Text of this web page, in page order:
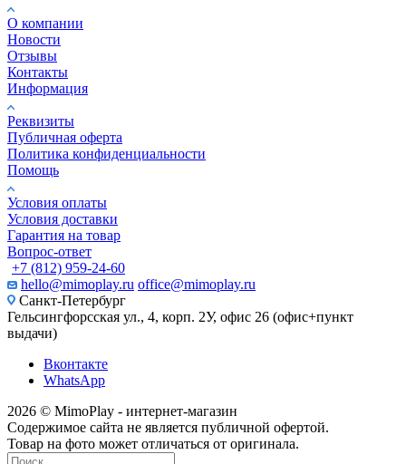
О компании
Новости
Отзывы
Контакты
Информация
Реквизиты
Публичная оферта
Политика конфиденциальности
Помощь
Условия оплаты
Условия доставки
Гарантия на товар
Вопрос-ответ
+7 (812) 959-24-60
hello@mimoplay.ru office@mimoplay.ru
Санкт-Петербург
Гельсингфорсская ул., 4, корп. 2У, офис 26 (офис+пункт
выдачи)
Вконтакте
WhatsApp
2026 © MimoPlay - интернет-магазин
Содержимое сайта не является публичной офертой.
Товар на фото может отличаться от оригинала.